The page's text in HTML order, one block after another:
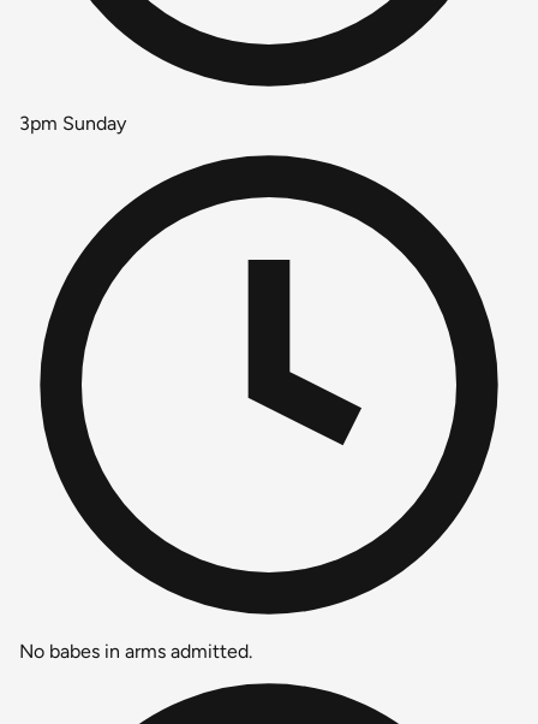
3pm Sunday
No babes in arms admitted.